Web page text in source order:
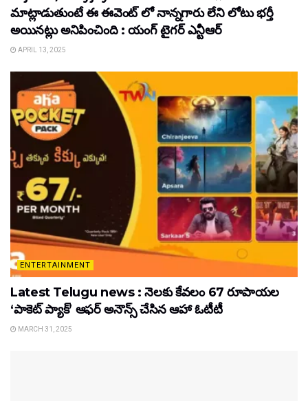
మాట్లాడుతుంటే ఈ ఈవెంట్ లో నాన్నగారు లేని లోటు భర్తీ
అయినట్లు అనిపించింది : యంగ్ టైగర్ ఎన్టీఆర్
APRIL 13, 2025
ENTERTAINMENT
Latest Telugu news : నెలకు కేవలం 67 రూపాయల
‘పాకెట్ ప్యాక్’ ఆఫర్ అనౌన్స్ చేసిన ఆహా ఓటీటీ
MARCH 31, 2025